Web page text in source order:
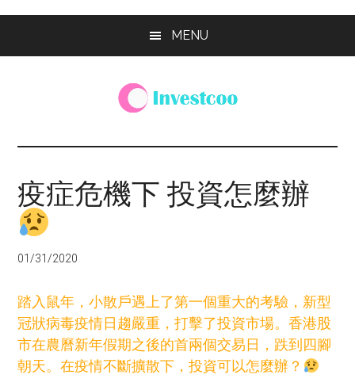
MENU
Investcoo
個
活
化
的
投
網
站
疫症危機下 投資怎麼辦
01/31/2020
踏入鼠年，小散戶遇上了第一個重大的考驗，新型
冠狀病毒疫情日趨嚴重，打擊了投資市場。香港股
市在農曆新年假期之後的首兩個交易日，跌到四腳
朝天。在疫情不斷擴散下，投資可以怎麼辦？